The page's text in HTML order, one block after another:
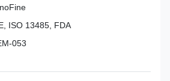
ISO 13485, FDA
053